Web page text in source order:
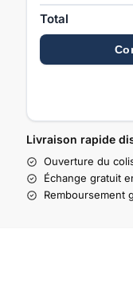
Total
Livraison rapide
Ouverture du
Échange gratuit
Remboursement